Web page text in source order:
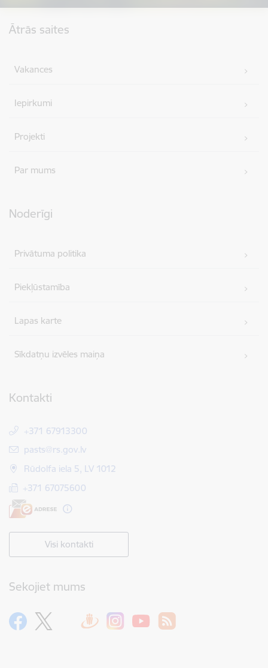
Ātrās saites
Vakances
Iepirkumi
Projekti
Par mums
Noderīgi
Privātuma politika
Piekļūstamība
Lapas karte
Sīkdatņu izvēles maiņa
Kontakti
+371 67913300
E-pasts:
pasts@rs.gov.lv
Rūdolfa iela 5, LV 1012
+371 67075600
Visi kontakti
Sekojiet mums